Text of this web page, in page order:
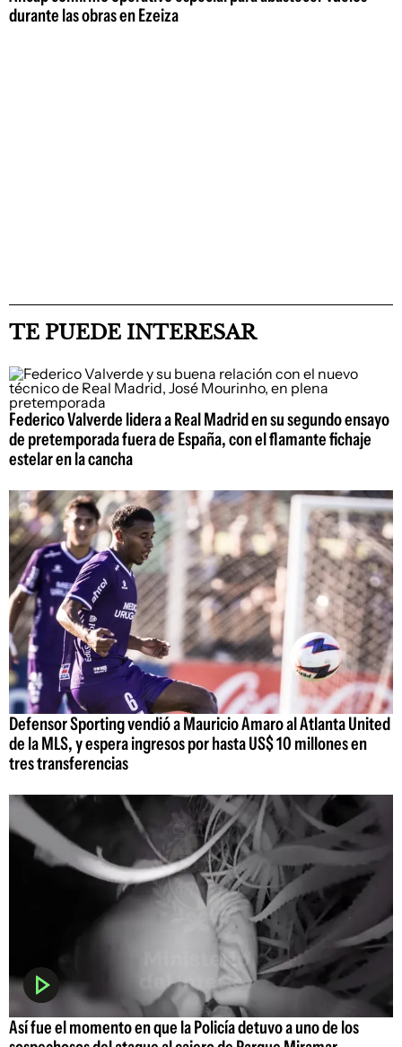
durante las obras en Ezeiza
TE PUEDE INTERESAR
Federico Valverde lidera a Real Madrid en su segundo ensayo
de pretemporada fuera de España, con el flamante fichaje
estelar en la cancha
Defensor Sporting vendió a Mauricio Amaro al Atlanta United
de la MLS, y espera ingresos por hasta US$ 10 millones en
tres transferencias
Así fue el momento en que la Policía detuvo a uno de los